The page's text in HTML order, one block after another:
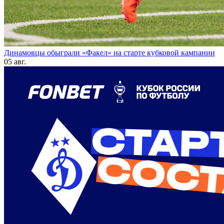
Динамовцы обыграли «Факел» на старте кубковой кампании
05 авг.